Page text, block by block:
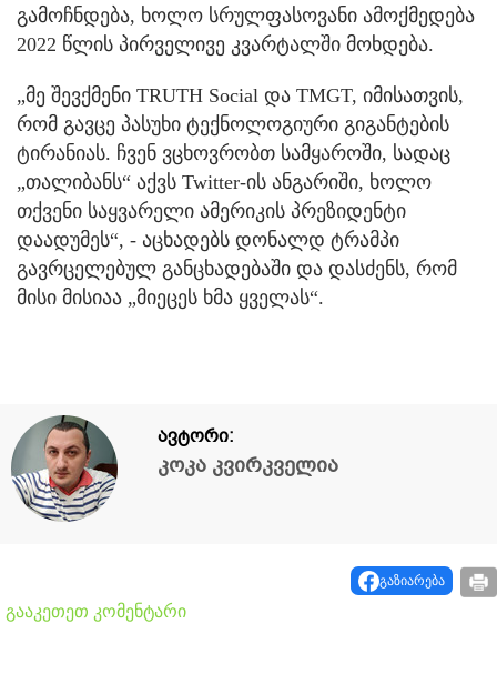
გამოჩნდება, ხოლო სრულფასოვანი ამოქმედება
2022 წლის პირველივე კვარტალში მოხდება.
„მე შევქმენი TRUTH Social და TMGT, იმისათვის,
რომ გავცე პასუხი ტექნოლოგიური გიგანტების
ტირანიას. ჩვენ ვცხოვრობთ სამყაროში, სადაც
„თალიბანს“ აქვს Twitter-ის ანგარიში, ხოლო
თქვენი საყვარელი ამერიკის პრეზიდენტი
დაადუმეს“, - აცხადებს დონალდ ტრამპი
გავრცელებულ განცხადებაში და დასძენს, რომ
მისი მისიაა „მიეცეს ხმა ყველას“.
ავტორი:
კოკა კვირკველია
გაზიარება
გააკეთეთ კომენტარი